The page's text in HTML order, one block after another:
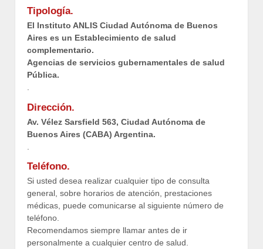
Tipología.
El Instituto ANLIS Ciudad Autónoma de Buenos
Aires es un Establecimiento de salud
complementario.
Agencias de servicios gubernamentales de salud
Pública.
Dirección.
Av. Vélez Sarsfield 563, Ciudad Autónoma de
Buenos Aires (CABA) Argentina.
Teléfono.
Si usted desea realizar cualquier tipo de consulta
general, sobre horarios de atención, prestaciones
médicas, puede comunicarse al siguiente número de
teléfono.
Recomendamos siempre llamar antes de ir
personalmente a cualquier centro de salud.